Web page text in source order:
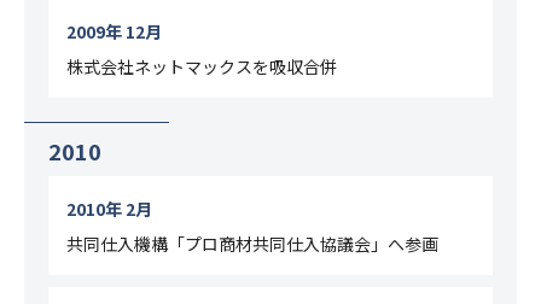
2009年 12月
株式会社ネットマックスを吸収合併
2010
2010年 2月
共同仕入機構「プロ商材共同仕入協議会」へ参画